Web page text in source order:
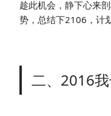
趁此机会，静下心来
势，总结下2106，计
二、2016